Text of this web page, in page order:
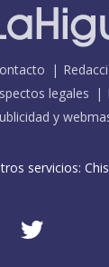
legales
y
servicios: